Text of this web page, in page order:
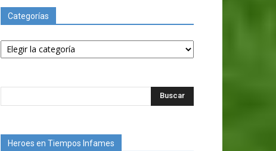
Categorías
Categorías
Heroes en Tiempos Infames